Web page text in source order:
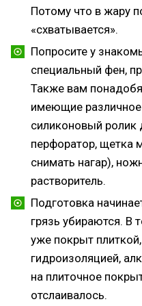
Потому что в жару
«схватывается».
Попросите у
специальный фен,
Также вам
имеющие различное
силиконовый ролик
перфоратор, щетка
снимать нагар),
растворитель.
Подготовка
грязь убираются. В
уже покрыт
гидроизоляцией,
на плиточное
отслаивалось.